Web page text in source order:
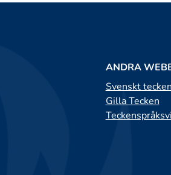
ANDRA
Svenskt
Gilla Tecken